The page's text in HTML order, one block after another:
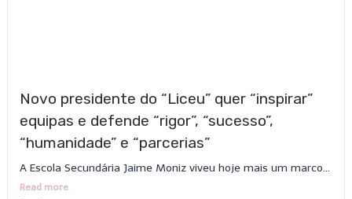
Novo presidente do “Liceu” quer “inspirar”
equipas e defende “rigor”, “sucesso”,
“humanidade” e “parcerias”
A Escola Secundária Jaime Moniz viveu hoje mais um marco...
Read more